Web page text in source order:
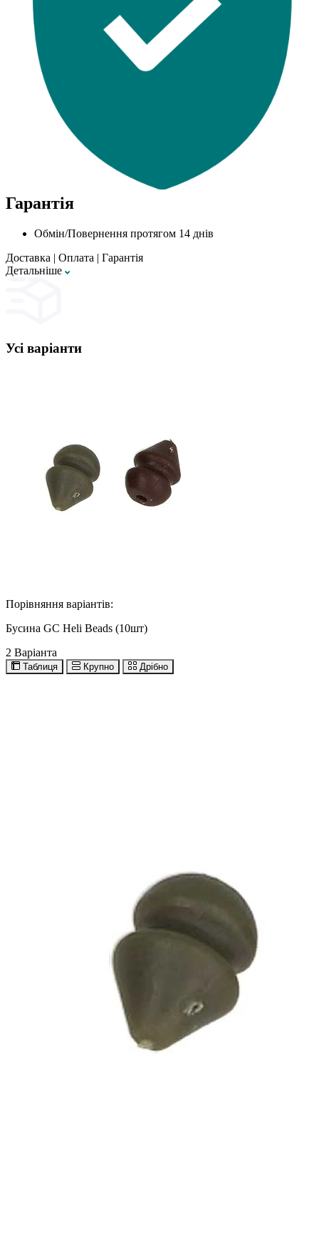
Гарантія
Обмін/Повернення протягом 14 днів
Доставка | Оплата | Гарантія
Детальнiше
Усі варіанти
Порівняння варіантів:
Бусина GC Heli Beads (10шт)
2 Варіанта
Таблиця Крупно Дрібно